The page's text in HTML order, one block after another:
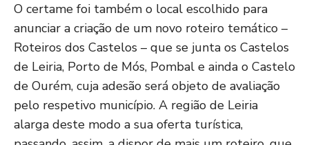
O certame foi também o local escolhido para
anunciar a criação de um novo roteiro temático –
Roteiros dos Castelos – que se junta os Castelos
de Leiria, Porto de Mós, Pombal e ainda o Castelo
de Ourém, cuja adesão será objeto de avaliação
pelo respetivo município. A região de Leiria
alarga deste modo a sua oferta turística,